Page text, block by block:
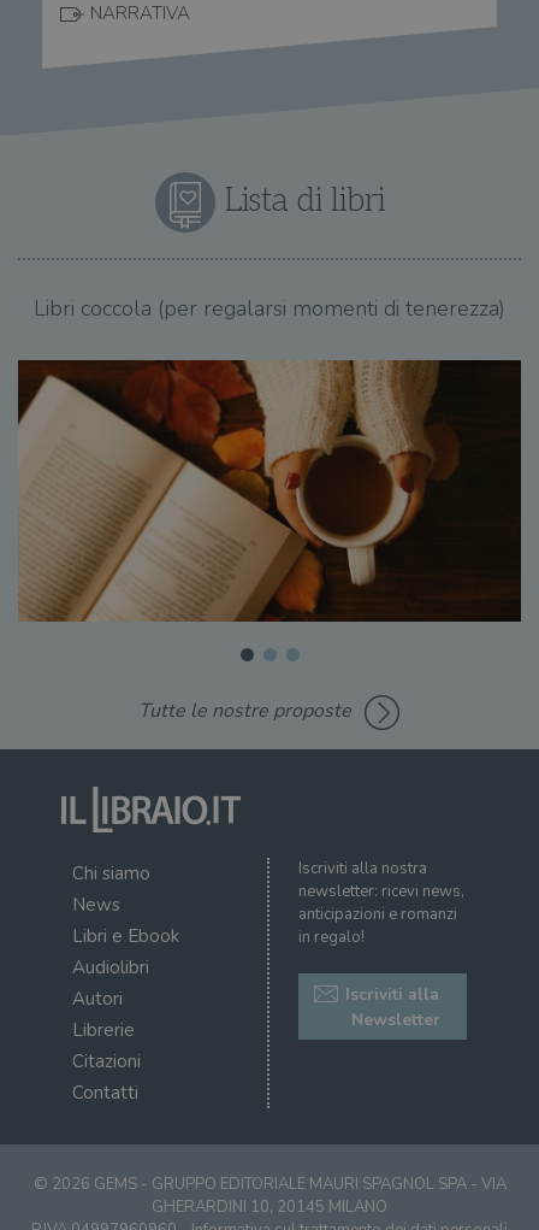
NARRATIVA
Lista di libri
Libri coccola (per regalarsi momenti di tenerezza)
Tutte le nostre proposte
Chi siamo
News
Libri e Ebook
Audiolibri
Autori
Librerie
Citazioni
Contatti
Iscriviti alla nostra
newsletter: ricevi news,
anticipazioni e romanzi
in regalo!
Iscriviti alla
Newsletter
© 2026 GEMS - GRUPPO EDITORIALE MAURI SPAGNOL SPA - VIA
GHERARDINI 10, 20145 MILANO